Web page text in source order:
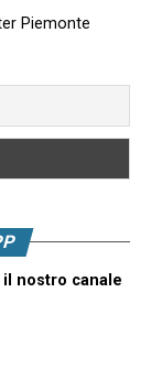
Piemonte
nostro canale